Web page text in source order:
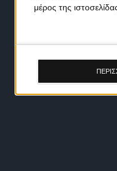
μέρος της